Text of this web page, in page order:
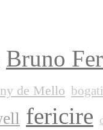
Bruno
de Mello
fericire